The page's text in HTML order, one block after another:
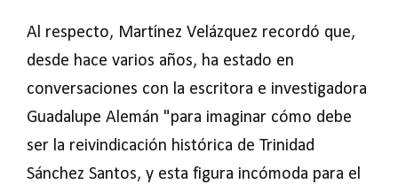
Al respecto, Martínez Velázquez recordó que,
desde hace varios años, ha estado en
conversaciones con la escritora e investigadora
Guadalupe Alemán "para imaginar cómo debe
ser la reivindicación histórica de Trinidad
Sánchez Santos, y esta figura incómoda para el